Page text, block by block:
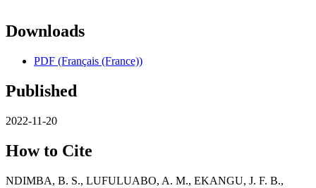
Downloads
PDF (Français (France))
Published
2022-11-20
How to Cite
NDIMBA, B. S., LUFULUABO, A. M., EKANGU, J. F. B.,